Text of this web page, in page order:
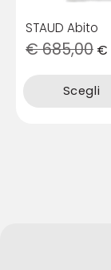
STAUD Abito
€685,00 €
Scegli
prodotto